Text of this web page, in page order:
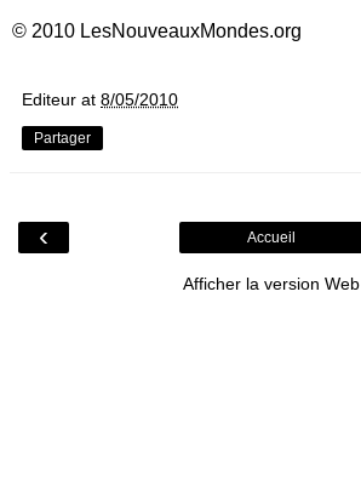
© 2010 LesNouveauxMondes.org
Editeur at 8/05/2010
Partager
‹ Accueil
Afficher la version Web